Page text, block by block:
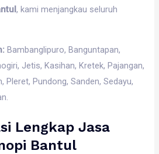
, kami menjangkau seluruh
Bambanglipuro, Banguntapan,
Jetis, Kasihan, Kretek, Pajangan,
Pleret, Pundong, Sanden, Sedayu,
Lengkap Jasa
Bantul